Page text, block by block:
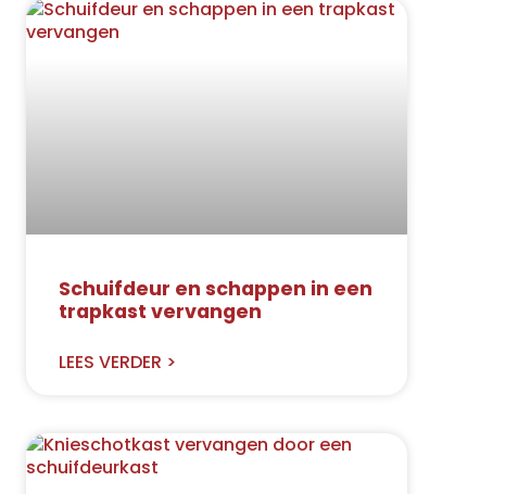
Schuifdeur en schappen in een
trapkast vervangen
LEES VERDER >